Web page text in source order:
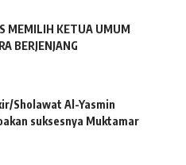
MEMILIH KETUA UMUM
BERJENJANG
Sholawat Al-Yasmin
suksesnya Muktamar